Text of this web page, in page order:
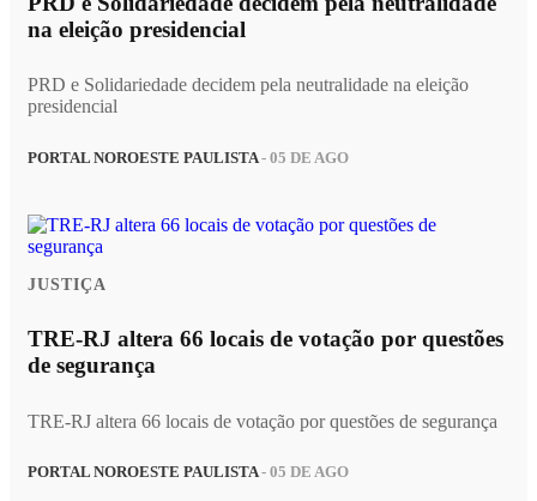
na eleição presidencial
PRD e Solidariedade decidem pela neutralidade na eleição
presidencial
PORTAL NOROESTE PAULISTA- 05 DE AGO
JUSTIÇA
TRE-RJ altera 66 locais de votação por questões
de segurança
TRE-RJ altera 66 locais de votação por questões de segurança
PORTAL NOROESTE PAULISTA- 05 DE AGO